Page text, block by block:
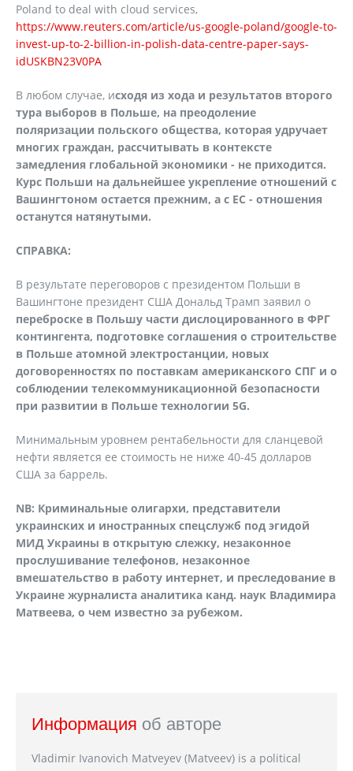
Poland to deal with cloud services,
https://www.reuters.com/article/us-google-poland/google-to-
invest-up-to-2-billion-in-polish-data-centre-paper-says-
idUSKBN23V0PA
В любом случае, исходя из хода и результатов второго
тура выборов в Польше, на преодоление
поляризации польского общества, которая удручает
многих граждан, рассчитывать в контексте
замедления глобальной экономики - не приходится.
Курс Польши на дальнейшее укрепление отношений с
Вашингтоном остается прежним, а с ЕС - отношения
останутся натянутыми.
СПРАВКА:
В результате переговоров с президентом Польши в
Вашингтоне президент США Дональд Трамп заявил о
переброске в Польшу части дислоцированного в ФРГ
контингента, подготовке соглашения о строительстве
в Польше атомной электростанции, новых
договоренностях по поставкам американского СПГ и о
соблюдении телекоммуникационной безопасности
при развитии в Польше технологии 5G.
Минимальным уровнем рентабельности для сланцевой
нефти является ее стоимость не ниже 40-45 долларов
США за баррель.
NB: Криминальные олигархи, представители
украинских и иностранных спецслужб под эгидой
МИД Украины в открытую слежку, незаконное
прослушивание телефонов, незаконное
вмешательство в работу интернет, и преследование в
Украине журналиста аналитика канд. наук Владимира
Матвеева, о чем известно за рубежом.
Информация об авторе
Vladimir Ivanovich Matveyev (Matveev) is a political